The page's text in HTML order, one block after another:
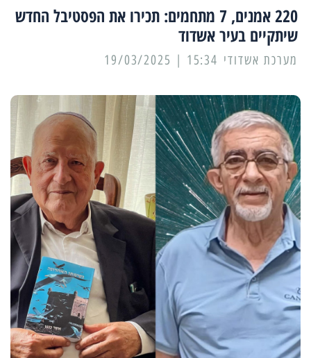
220 אמנים, 7 מתחמים: תכירו את הפסטיבל החדש
שיתקיים בעיר אשדוד
מערכת אשדודי 15:34 | 19/03/2025